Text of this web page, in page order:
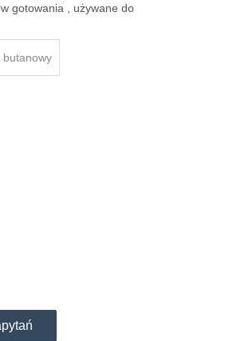
gotowania , używane do
butanowy